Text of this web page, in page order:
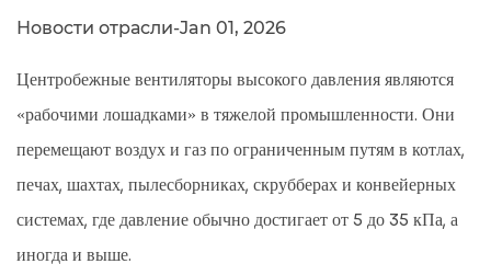
Новости отрасли-Jan 01, 2026
Центробежные вентиляторы высокого давления являются
«рабочими лошадками» в тяжелой промышленности. Они
перемещают воздух и газ по ограниченным путям в котлах,
печах, шахтах, пылесборниках, скрубберах и конвейерных
системах, где давление обычно достигает от 5 до 35 кПа, а
иногда и выше.